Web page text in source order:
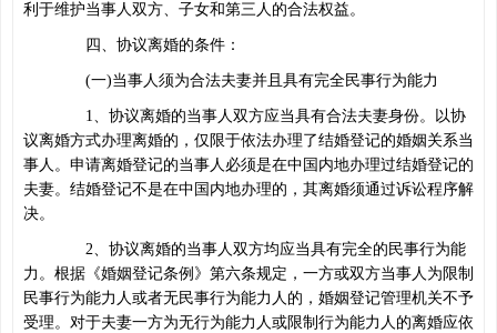
利于维护当事人双方、子女和第三人的合法权益。
四、协议离婚的条件：
(一)当事人须为合法夫妻并且具有完全民事行为能力
1、协议离婚的当事人双方应当具有合法夫妻身份。以协
议离婚方式办理离婚的，仅限于依法办理了结婚登记的婚姻关系当
事人。申请离婚登记的当事人必须是在中国内地办理过结婚登记的
夫妻。结婚登记不是在中国内地办理的，其离婚须通过诉讼程序解
决。
2、协议离婚的当事人双方均应当具有完全的民事行为能
力。根据《婚姻登记条例》第六条规定，一方或双方当事人为限制
民事行为能力人或者无民事行为能力人的，婚姻登记管理机关不予
受理。对于夫妻一方为无行为能力人或限制行为能力人的离婚应依